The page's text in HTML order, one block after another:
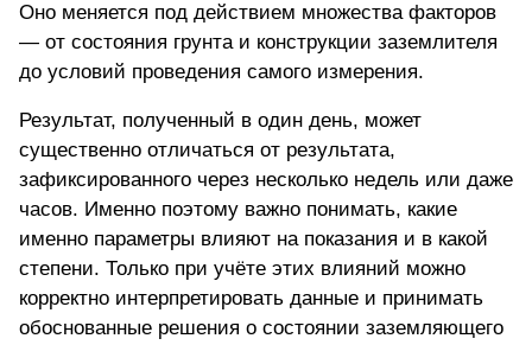
Оно меняется под действием множества факторов
— от состояния грунта и конструкции заземлителя
до условий проведения самого измерения.
Результат, полученный в один день, может
существенно отличаться от результата,
зафиксированного через несколько недель или даже
часов. Именно поэтому важно понимать, какие
именно параметры влияют на показания и в какой
степени. Только при учёте этих влияний можно
корректно интерпретировать данные и принимать
обоснованные решения о состоянии заземляющего